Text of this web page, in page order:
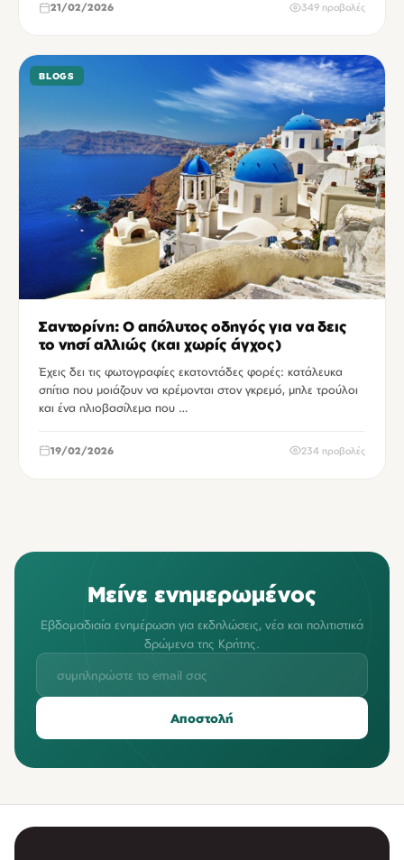
21/02/2026 349 προβολές
BLOGS
Σαντορίνη: Ο απόλυτος οδηγός για να δεις
το νησί αλλιώς (και χωρίς άγχος)
Έχεις δει τις φωτογραφίες εκατοντάδες φορές: κατάλευκα
σπίτια που μοιάζουν να κρέμονται στον γκρεμό, μπλε τρούλοι
και ένα ηλιοβασίλεμα που …
19/02/2026 234 προβολές
Μείνε ενημερωμένος
Εβδομαδιαία ενημέρωση για εκδηλώσεις, νέα και πολιτιστικά
δρώμενα της Κρήτης.
Αποστολή